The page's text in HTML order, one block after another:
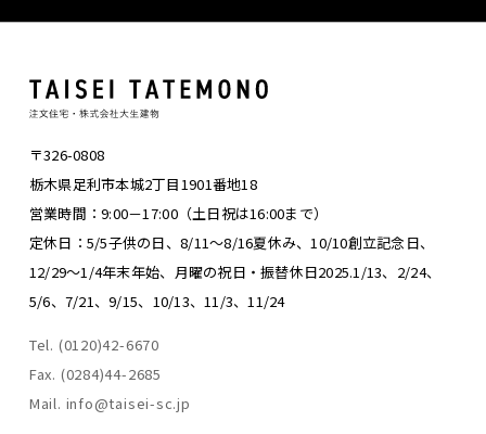
〒326-0808
栃木県足利市本城2丁目1901番地18
営業時間：9:00－17:00（土日祝は16:00まで）
定休日：5/5子供の日、8/11～8/16夏休み、10/10創立記念日、
12/29～1/4年末年始、 月曜の祝日・振替休日2025.1/13、2/24、
5/6、7/21、9/15、10/13、11/3、11/24
Tel. (0120)42-6670
Fax. (0284)44-2685
Mail. info@taisei-sc.jp